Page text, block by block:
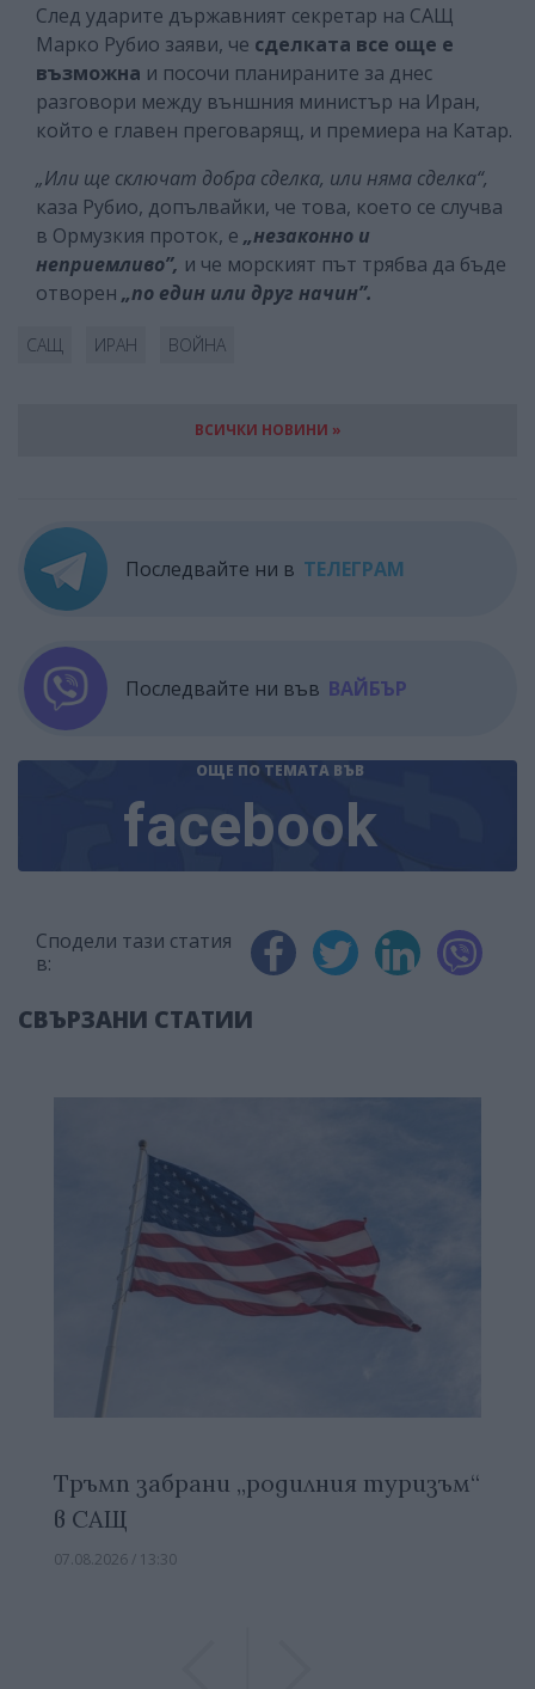
След ударите държавният секретар на САЩ
Марко Рубио заяви, че сделката все още е
възможна и посочи планираните за днес
разговори между външния министър на Иран,
който е главен преговарящ, и премиера на Катар.
„Или ще сключат добра сделка, или няма сделка“,
каза Рубио, допълвайки, че това, което се случва
в Ормузкия проток, е „незаконно и
неприемливо”, и че морският път трябва да бъде
отворен „по един или друг начин”.
САЩ ИРАН ВОЙНА
ВСИЧКИ НОВИНИ »
Последвайте ни в ТЕЛЕГРАМ
Последвайте ни във ВАЙБЪР
ОЩЕ ПО ТЕМАТА ВЪВ
facebook
Сподели тази статия
в:
СВЪРЗАНИ СТАТИИ
Тръмп забрани „родилния туризъм“
в САЩ
07.08.2026 / 13:30